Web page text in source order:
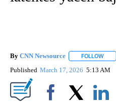
By CNN Newsource FOLLOW
Published March 17, 2026 5:13 AM